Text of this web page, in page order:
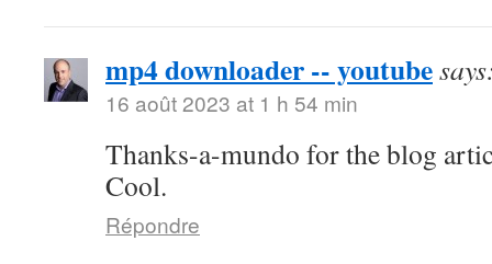
mp4 downloader -- youtube
16 août 2023 at 1 h 54 min
Thanks-a-mundo for the blog
Cool.
Répondre